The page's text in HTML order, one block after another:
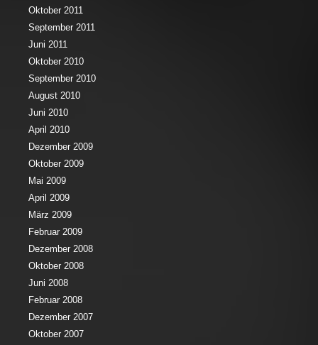
Oktober 2011
September 2011
Juni 2011
Oktober 2010
September 2010
August 2010
Juni 2010
April 2010
Dezember 2009
Oktober 2009
Mai 2009
April 2009
März 2009
Februar 2009
Dezember 2008
Oktober 2008
Juni 2008
Februar 2008
Dezember 2007
Oktober 2007